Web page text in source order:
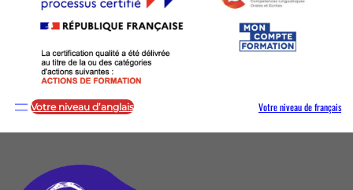
Votre niveau d’anglais Votre niveau de français